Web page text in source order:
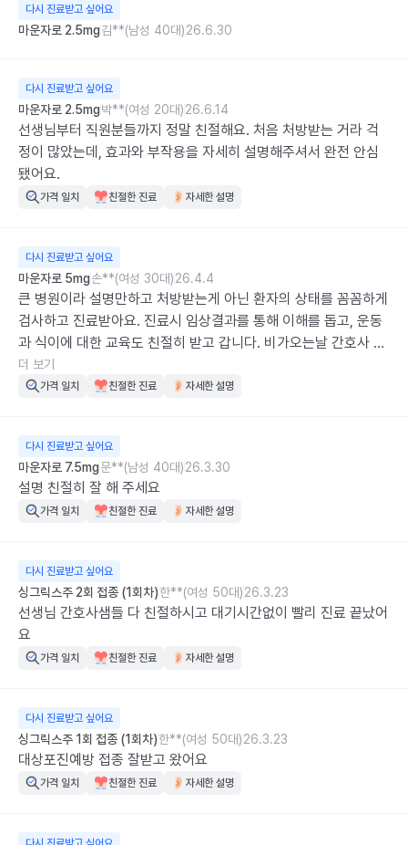
다시 진료받고 싶어요
마운자로 2.5mg김**(남성 40대)26.6.30
다시 진료받고 싶어요
마운자로 2.5mg박**(여성 20대)26.6.14
선생님부터 직원분들까지 정말 친절해요. 처음 처방받는 거라 걱
정이 많았는데, 효과와 부작용을 자세히 설명해주셔서 완전 안심
됐어요.
가격 일치 친절한 진료 자세한 설명
다시 진료받고 싶어요
마운자로 5mg손**(여성 30대)26.4.4
큰 병원이라 설명만하고 처방받는게 아닌 환자의 상태를 꼼꼼하게
검사하고 진료받아요. 진료시 임상결과를 통해 이해를 돕고, 운동
과 식이에 대한 교육도 친절히 받고 갑니다. 비가오는날 간호사 선
생님들도 친절하셔요.
더 보기
가격 일치 친절한 진료 자세한 설명
다시 진료받고 싶어요
마운자로 7.5mg문**(남성 40대)26.3.30
설명 친절히 잘 해 주세요
가격 일치 친절한 진료 자세한 설명
다시 진료받고 싶어요
싱그릭스주 2회 접종 (1회차)한**(여성 50대)26.3.23
선생님 간호사샘들 다 친절하시고 대기시간없이 빨리 진료 끝났어
요
가격 일치 친절한 진료 자세한 설명
다시 진료받고 싶어요
싱그릭스주 1회 접종 (1회차)한**(여성 50대)26.3.23
대상포진예방 접종 잘받고 왔어요
가격 일치 친절한 진료 자세한 설명